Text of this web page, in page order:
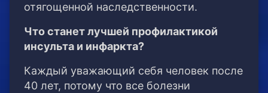
отягощенной наследственности.
Что станет лучшей профилактикой
инсульта и инфаркта?
Каждый уважающий себя человек после
40 лет, потому что все болезни